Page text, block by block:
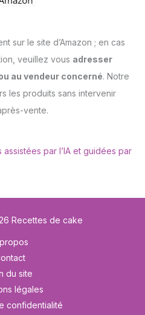
sur le site d’Amazon ; en cas
veuillez vous adresser
au vendeur concerné. Notre
les produits sans intervenir
vente.
par l’IA et guidées par
Recettes de cake
du site
légales
confidentialité